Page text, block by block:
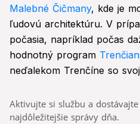
Malebné Čičmany, kde je
ľudovú architektúru. V
počasia, napríklad počas
hodnotný program
neďalekom Trenčíne so
Aktivujte si službu a
najdôležitejšie správy dňa.